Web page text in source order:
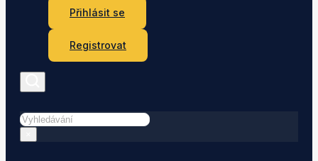
Přihlásit se
Registrovat
Hledat